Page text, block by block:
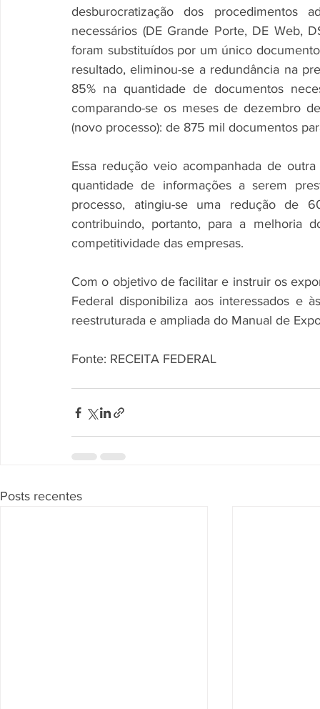
desburocratização dos procedimentos
necessários (DE Grande Porte, DE Web,
foram substituídos por um único
resultado, eliminou-se a redundância na
85% na quantidade de documentos
comparando-se os meses de dezembro
(novo processo): de 875 mil documentos
Essa redução veio acompanhada de
quantidade de informações a serem
processo, atingiu-se uma redução de
contribuindo, portanto, para a melhoria
competitividade das empresas.
Com o objetivo de facilitar e instruir os
Federal disponibiliza aos interessados e
reestruturada e ampliada do Manual de
Fonte: RECEITA FEDERAL
Posts recentes